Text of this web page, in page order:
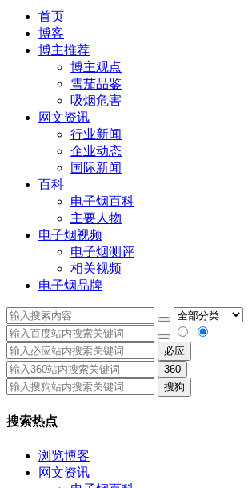
首页
博客
博主推荐
博主观点
雪茄品鉴
吸烟危害
网文资讯
行业新闻
企业动态
国际新闻
百科
电子烟百科
主要人物
电子烟视频
电子烟测评
相关视频
电子烟品牌
必应
360
搜狗
搜索热点
浏览博客
网文资讯